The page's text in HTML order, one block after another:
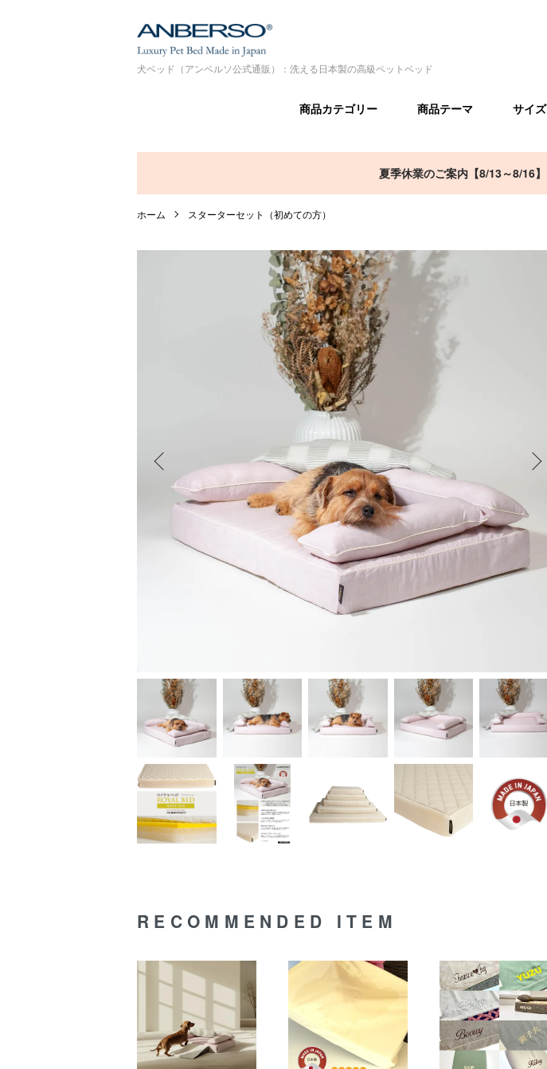
犬ベッド（アンベルソ公式通販）：洗える日本製の高級ペットベッド
商品カテゴリー 商品テーマ サイズ
夏季休業のご案内【8/13～8/16】
ホーム スターターセット（初めての方）
RECOMMENDED ITEM